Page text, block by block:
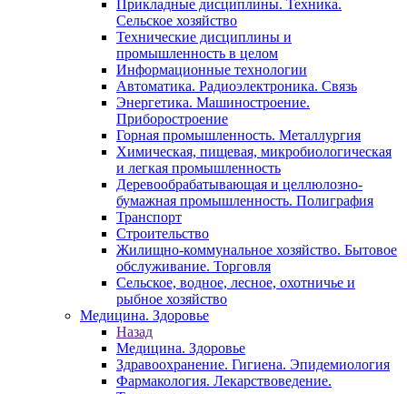
Прикладные дисциплины. Техника.
Сельское хозяйство
Технические дисциплины и
промышленность в целом
Информационные технологии
Автоматика. Радиоэлектроника. Связь
Энергетика. Машиностроение.
Приборостроение
Горная промышленность. Металлургия
Химическая, пищевая, микробиологическая
и легкая промышленность
Деревообрабатывающая и целлюлозно-
бумажная промышленность. Полиграфия
Транспорт
Строительство
Жилищно-коммунальное хозяйство. Бытовое
обслуживание. Торговля
Сельское, водное, лесное, охотничье и
рыбное хозяйство
Медицина. Здоровье
Назад
Медицина. Здоровье
Здравоохранение. Гигиена. Эпидемиология
Фармакология. Лекарствоведение.